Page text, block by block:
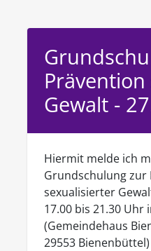
Gewalt -
Hiermit melde ich
Grundschulung zur
sexualisierter
17.00 bis 21.30 Uhr
(Gemeindehaus
29553